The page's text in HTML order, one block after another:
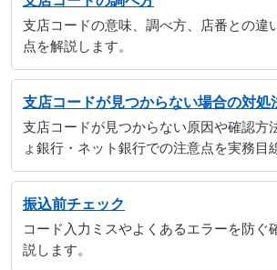
支店コードの意味、調べ方、店番との違
点を解説します。
支店コードが見つからない場合の対処
支店コードが見つからない原因や確認方
ょ銀行・ネット銀行での注意点を実務目
振込前チェック
コード入力ミスやよくあるエラーを防ぐ
説します。